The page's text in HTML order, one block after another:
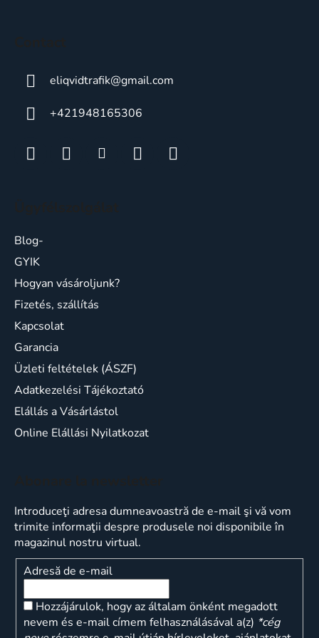
eliqvidtrafik@gmail.com
+421948165306
Blog-
GYIK
Hogyan vásároljunk?
Fizetés, szállítás
Kapcsolat
Garancia
Üzleti feltételek (ÁSZF)
Adatkezelési Tájékoztató
Elállás a Vásárlástol
Online Elállási Nyilatkozat
Introduceţi adresa dumneavoastră de e-mail şi vă vom
trimite informaţii despre produsele noi disponibile în
magazinul nostru virtual.
Adresă de e-mail
Hozzájárulok, hogy az általam önként megadott
nevem és e-mail címem felhasználásával a(z) *cég